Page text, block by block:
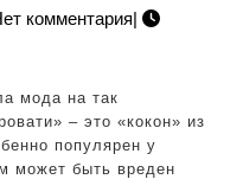
в
комментария|
мода на так
– это «кокон» из
популярен у
может быть вреден